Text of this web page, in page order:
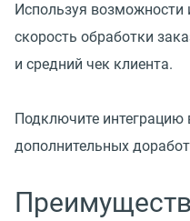
Используя возможности
скорость обработки
и средний чек клиента.
Подключите интеграцию
дополнительных